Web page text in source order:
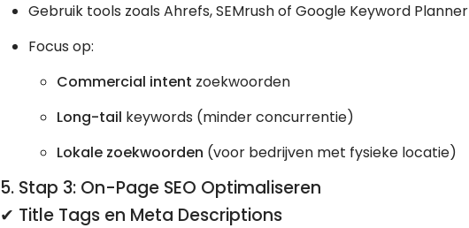
Gebruik tools zoals Ahrefs, SEMrush of Google Keyword Planner
Focus op:
Commercial intent zoekwoorden
Long-tail keywords (minder concurrentie)
Lokale zoekwoorden (voor bedrijven met fysieke locatie)
5. Stap 3: On-Page SEO Optimaliseren
✔ Title Tags en Meta Descriptions